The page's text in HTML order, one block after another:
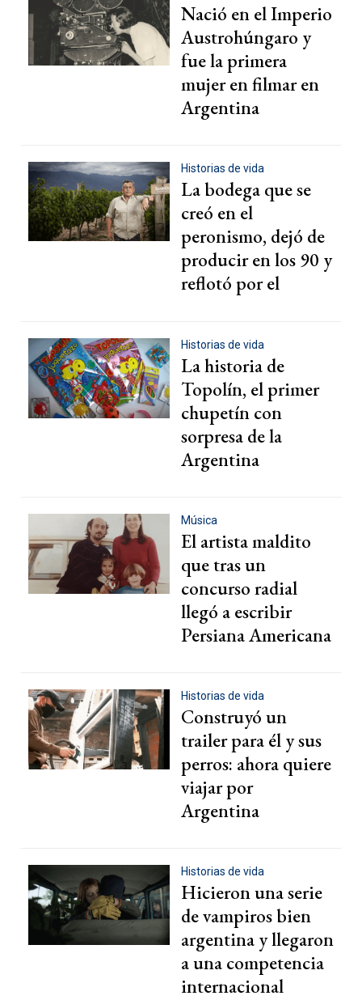
Nació en el Imperio
Austrohúngaro y
fue la primera
mujer en filmar en
Argentina
Historias de vida
La bodega que se
creó en el
peronismo, dejó de
producir en los 90 y
reflotó por el
Historias de vida
La historia de
Topolín, el primer
chupetín con
sorpresa de la
Argentina
Música
El artista maldito
que tras un
concurso radial
llegó a escribir
Persiana Americana
Historias de vida
Construyó un
trailer para él y sus
perros: ahora quiere
viajar por
Argentina
Historias de vida
Hicieron una serie
de vampiros bien
argentina y llegaron
a una competencia
internacional